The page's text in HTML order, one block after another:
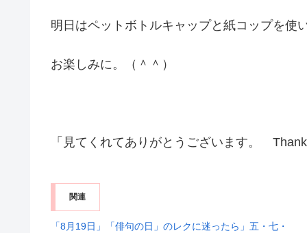
明日はペットボトルキャップと紙コップを使
お楽しみに。（＾＾）
「見てくれてありがとうございます。
関連
「8月19日」「俳句の日」のレクに迷ったら」五・七・